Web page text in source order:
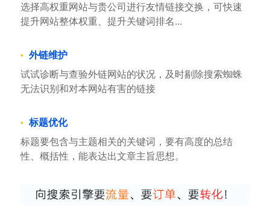
选择高权重网站与贵公司进行友情链接交换，可快速
提升网站整体权重、提升关键词排名...
外链维护
试试诊断与查验外链网站的状况，及时剔除搜索蜘蛛
无法识别和对本网站有害的链接
标题优化
标题要包含与主题相关的关键词，要有高度的总结
性、概括性，能表达出文章主旨思想。